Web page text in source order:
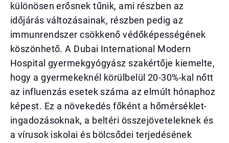
különösen erősnek tűnik, ami részben az
időjárás változásainak, részben pedig az
immunrendszer csökkenő védőképességének
köszönhető. A Dubai International Modern
Hospital gyermekgyógyász szakértője kiemelte,
hogy a gyermekeknél körülbelül 20-30%-kal nőtt
az influenzás esetek száma az elmúlt hónaphoz
képest. Ez a növekedés főként a hőmérséklet-
ingadozásoknak, a beltéri összejöveteleknek és
a vírusok iskolai és bölcsődei terjedésének